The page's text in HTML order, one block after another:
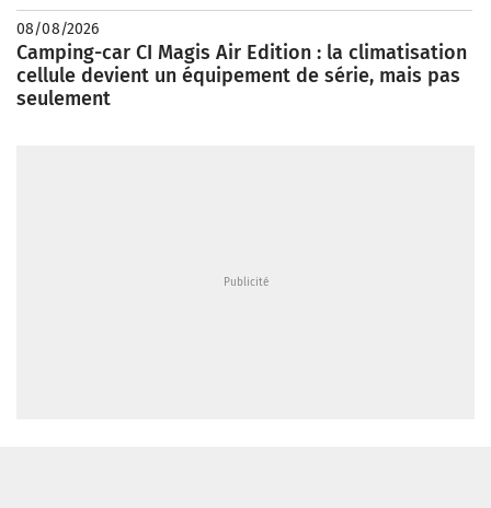
08/08/2026
Camping-car CI Magis Air Edition : la climatisation
cellule devient un équipement de série, mais pas
seulement